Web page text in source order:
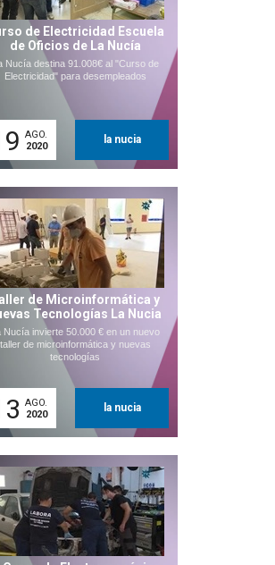
de Electricidad Escuela
de Oficios de La Nucía
Nucía destina 91.008€ al "Curso de
Electricidad" para desempleados
AGO.
2020
la nucia
de Microinformática y
Tecnologías La Nucia
Nucía invierte 50.000 € en un nuevo
taller de microinformática y nuevas
tecnologías
AGO.
2020
la nucia